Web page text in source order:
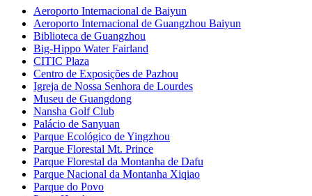
Aeroporto Internacional de Baiyun
Aeroporto Internacional de Guangzhou Baiyun
Biblioteca de Guangzhou
Big-Hippo Water Fairland
CITIC Plaza
Centro de Exposições de Pazhou
Igreja de Nossa Senhora de Lourdes
Museu de Guangdong
Nansha Golf Club
Palácio de Sanyuan
Parque Ecológico de Yingzhou
Parque Florestal Mt. Prince
Parque Florestal da Montanha de Dafu
Parque Nacional da Montanha Xiqiao
Parque do Povo